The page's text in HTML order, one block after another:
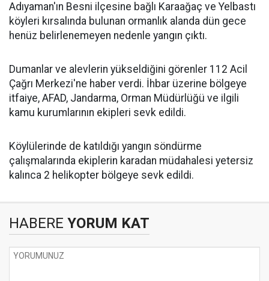
Adıyaman'ın Besni ilçesine bağlı Karaağaç ve Yelbastı
köyleri kırsalında bulunan ormanlık alanda dün gece
henüz belirlenemeyen nedenle yangın çıktı.
Dumanlar ve alevlerin yükseldiğini görenler 112 Acil
Çağrı Merkezi'ne haber verdi. İhbar üzerine bölgeye
itfaiye, AFAD, Jandarma, Orman Müdürlüğü ve ilgili
kamu kurumlarının ekipleri sevk edildi.
Köylülerinde de katıldığı yangın söndürme
çalışmalarında ekiplerin karadan müdahalesi yetersiz
kalınca 2 helikopter bölgeye sevk edildi.
HABERE YORUM KAT